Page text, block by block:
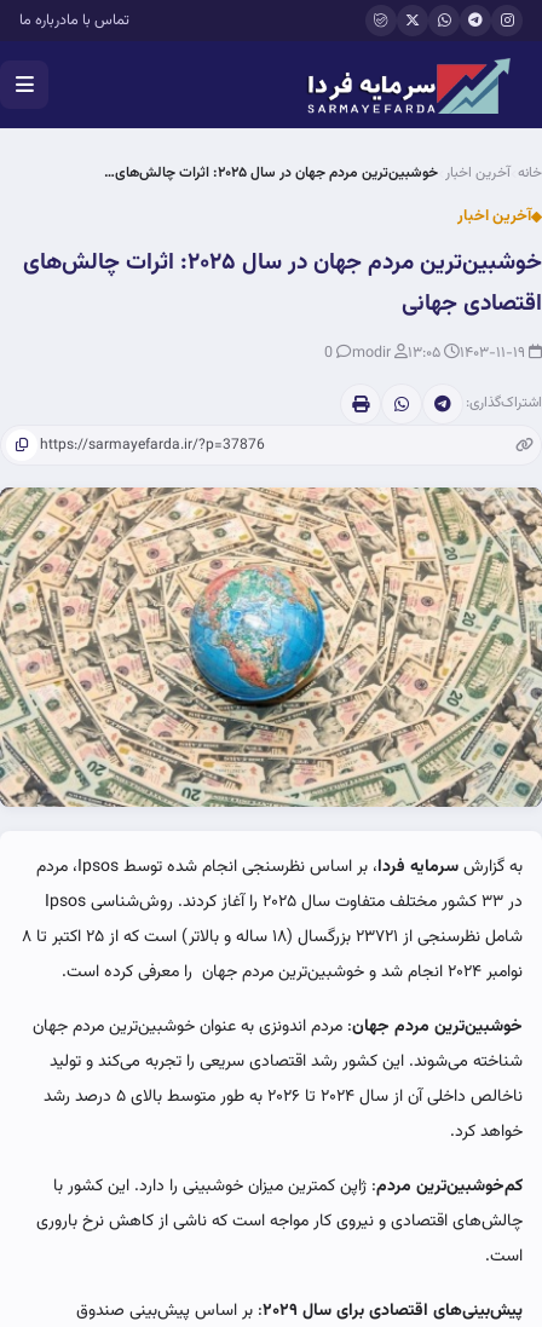
رفتن به محتوای اصلی تماس با مادرباره ما
خانه آخرین اخبار خوشبین‌ترین مردم جهان در سال ۲۰۲۵: اثرات چالش‌های…
آخرین اخبار
خوشبین‌ترین مردم جهان در سال ۲۰۲۵: اثرات چالش‌های
اقتصادی جهانی
اشتراک‌گذاری:
به گزارشسرمایه فردا
، بر اساس نظرسنجی انجام شده توسط Ipsos، مردم
در ۳۳ کشور مختلف متفاوت سال ۲۰۲۵ را آغاز کردند. روش‌شناسی Ipsos
شامل نظرسنجی از ۲۳۷۲۱ بزرگسال (۱۸ ساله و بالاتر) است که از ۲۵ اکتبر تا ۸
نوامبر ۲۰۲۴ انجام شد و خوشبین‌ترین مردم جهان را معرفی کرده است.
خوشبین‌ترین مردم جهان: مردم اندونزی به عنوان خوشبین‌ترین مردم جهان
شناخته می‌شوند. این کشور رشد اقتصادی سریعی را تجربه می‌کند و تولید
ناخالص داخلی آن از سال ۲۰۲۴ تا ۲۰۲۶ به طور متوسط بالای ۵ درصد رشد
خواهد کرد.
کم‌خوشبین‌ترین مردم: ژاپن کمترین میزان خوشبینی را دارد. این کشور با
چالش‌های اقتصادی و نیروی کار مواجه است که ناشی از کاهش نرخ باروری
است.
پیش‌بینی‌های اقتصادی برای سال ۲۰۲۹
: بر اساس پیش‌بینی صندوق